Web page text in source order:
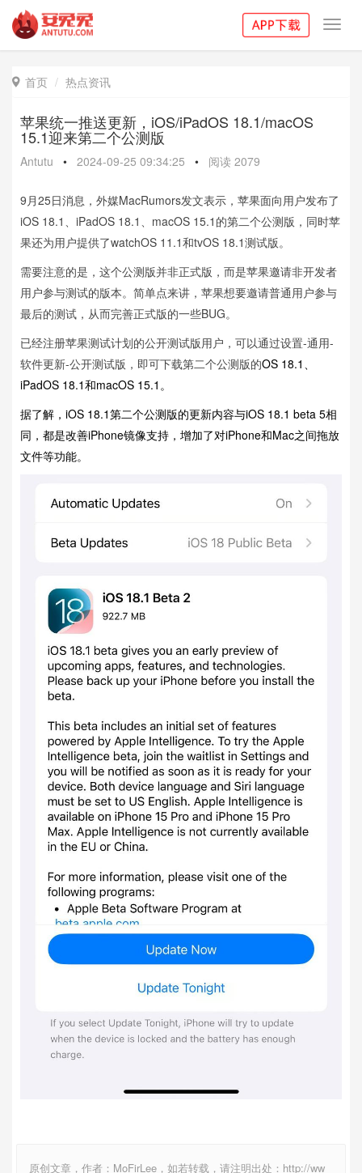
 首页 热点资讯
苹果统一推送更新，iOS/iPadOS 18.1/macOS
15.1迎来第二个公测版
Antutu • 2024-09-25 09:34:25 • 阅读 2079
9月25日消息，外媒MacRumors发文表示，苹果面向用户发布了
iOS 18.1、iPadOS 18.1、macOS 15.1的第二个公测版，同时苹
果还为用户提供了watchOS 11.1和tvOS 18.1测试版。
需要注意的是，这个公测版并非正式版，而是苹果邀请非开发者
用户参与测试的版本。简单点来讲，苹果想要邀请普通用户参与
最后的测试，从而完善正式版的一些BUG。
已经注册苹果测试计划的公开测试版用户，可以通过设置-通用-
软件更新-公开测试版，即可下载第二个公测版的OS 18.1、
iPadOS 18.1和macOS 15.1。
据了解，iOS 18.1第二个公测版的更新内容与iOS 18.1 beta 5相
同，都是改善iPhone镜像支持，增加了对iPhone和Mac之间拖放
文件等功能。
原创文章，作者：MoFirLee，如若转载，请注明出处：http://ww